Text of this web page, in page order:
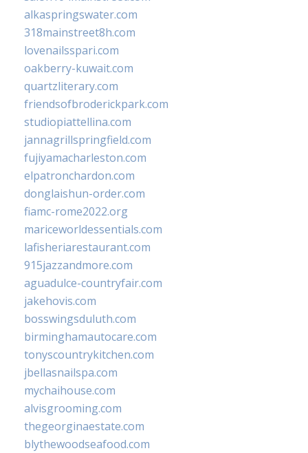
alkaspringswater.com
318mainstreet8h.com
lovenailsspari.com
oakberry-kuwait.com
quartzliterary.com
friendsofbroderickpark.com
studiopiattellina.com
jannagrillspringfield.com
fujiyamacharleston.com
elpatronchardon.com
donglaishun-order.com
fiamc-rome2022.org
mariceworldessentials.com
lafisheriarestaurant.com
915jazzandmore.com
aguadulce-countryfair.com
jakehovis.com
bosswingsduluth.com
birminghamautocare.com
tonyscountrykitchen.com
jbellasnailspa.com
mychaihouse.com
alvisgrooming.com
thegeorginaestate.com
blythewoodseafood.com